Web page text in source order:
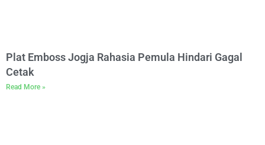
Plat Emboss Jogja Rahasia Pemula Hindari Gagal
Cetak
Read More »